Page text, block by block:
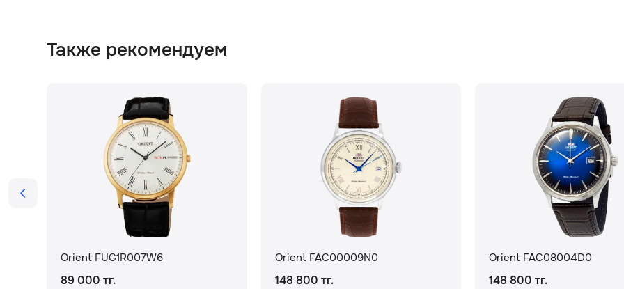
Также рекомендуем
Orient FUG1R007W6
89 000 тг.
Orient FAC00009N0
148 800 тг.
Orient FAC08004D0
148 800 тг.